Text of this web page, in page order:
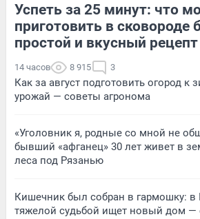
Успеть за 25 минут: что
приготовить в сковороде
простой и вкусный
14 часов 8 915 3
Как за август подготовить огород к
урожай — советы агронома
«Уголовник я, родные со мной не
бывший «афганец» 30 лет живет в
леса под Рязанью
Кишечник был собран в гармошку: в
тяжелой судьбой ищет новый дом —